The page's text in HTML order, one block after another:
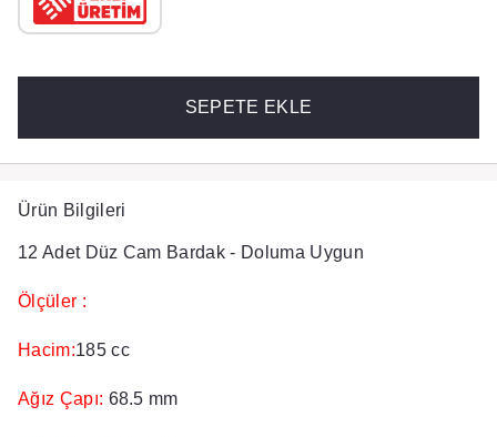
SEPETE EKLE
Ürün Bilgileri
12 Adet Düz Cam Bardak - Doluma Uygun
Ölçüler :
Hacim:185 cc
Ağız Çapı: 68.5 mm